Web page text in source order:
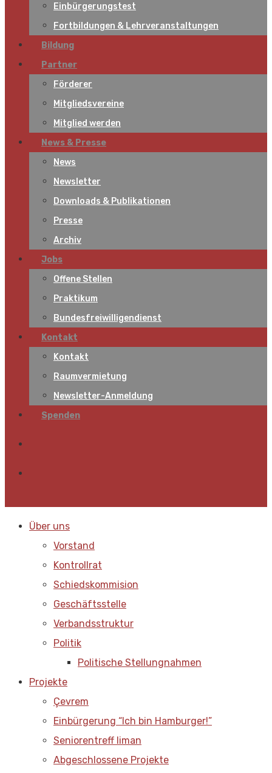
Einbürgerungstest
Fortbildungen & Lehrveranstaltungen
Bildung
Partner
Förderer
Mitgliedsvereine
Mitglied werden
News & Presse
News
Newsletter
Downloads & Publikationen
Presse
Archiv
Jobs
Offene Stellen
Praktikum
Bundesfreiwilligendienst
Kontakt
Kontakt
Raumvermietung
Newsletter-Anmeldung
Spenden
Über uns
Vorstand
Kontrollrat
Schiedskommision
Geschäftsstelle
Verbandsstruktur
Politik
Politische Stellungnahmen
Projekte
Çevrem
Einbürgerung “Ich bin Hamburger!”
Seniorentreff liman
Abgeschlossene Projekte